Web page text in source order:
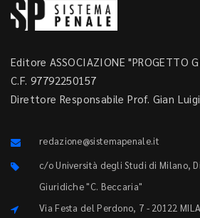
Editore ASSOCIAZIONE "PROGETTO
C.F. 97792250157
Direttore Responsabile Prof. Gian
redazione@sistemapenale.it
c/o Università degli Studi di Milano,
Giuridiche "C. Beccaria"
Via Festa del Perdono, 7 - 20122